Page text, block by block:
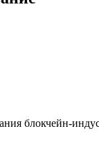
блокчейн-